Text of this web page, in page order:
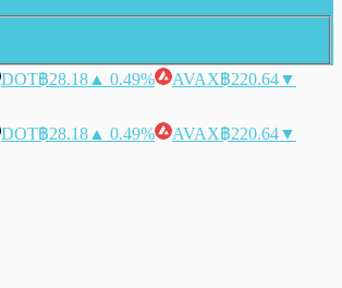
DOT฿28.18 ▲ 0.49% AVAX฿220.64▼
DOT฿28.18 ▲ 0.49% AVAX฿220.64▼